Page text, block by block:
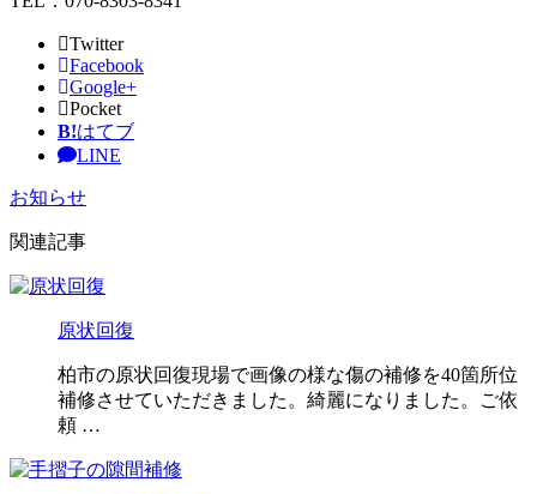
Twitter
Facebook
Google+
Pocket
B!はてブ
LINE
お知らせ
関連記事
原状回復
柏市の原状回復現場で画像の様な傷の補修を40箇所位
補修させていただきました。綺麗になりました。ご依
頼 …